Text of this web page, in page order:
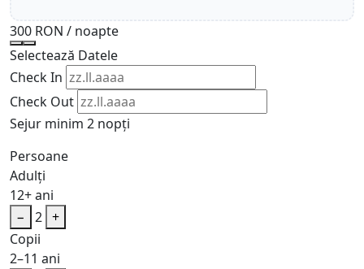
300 RON / noapte
Selectează Datele
Check In
Check Out
Sejur minim 2 nopți
Persoane
Adulți
12+ ani
−
2 +
Copii
2–11 ani